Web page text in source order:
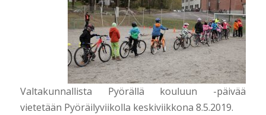
Valtakunnallista Pyörällä kouluun -päivää
vietetään Pyöräilyviikolla keskiviikkona 8.5.2019.